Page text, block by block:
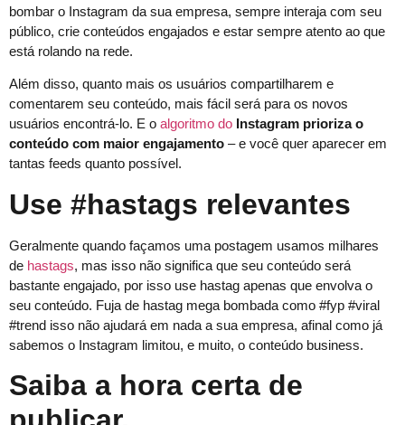
bombar o Instagram da sua empresa, sempre interaja com seu
público, crie conteúdos engajados e estar sempre atento ao que
está rolando na rede.
Além disso, quanto mais os usuários compartilharem e
comentarem seu conteúdo, mais fácil será para os novos
usuários encontrá-lo. E o algoritmo do Instagram prioriza o
conteúdo com maior engajamento – e você quer aparecer em
tantas feeds quanto possível.
Use #hastags relevantes
Geralmente quando façamos uma postagem usamos milhares
de hastags, mas isso não significa que seu conteúdo será
bastante engajado, por isso use hastag apenas que envolva o
seu conteúdo. Fuja de hastag mega bombada como #fyp #viral
#trend isso não ajudará em nada a sua empresa, afinal como já
sabemos o Instagram limitou, e muito, o conteúdo business.
Saiba a hora certa de